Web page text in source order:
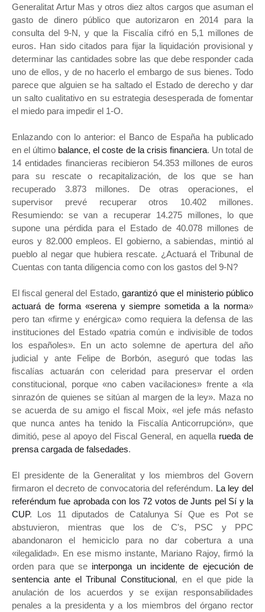
Generalitat Artur Mas y otros diez altos cargos que asuman el
gasto de dinero público que autorizaron en 2014 para la
consulta del 9-N, y que la Fiscalía cifró en 5,1 millones de
euros. Han sido citados para fijar la liquidación provisional y
determinar las cantidades sobre las que debe responder cada
uno de ellos, y de no hacerlo el embargo de sus bienes. Todo
parece que alguien se ha saltado el Estado de derecho y dar
un salto cualitativo en su estrategia desesperada de fomentar
el miedo para impedir el 1-O.
Enlazando con lo anterior: el Banco de España ha publicado
en el último balance, el coste de la crisis financiera. Un total de
14 entidades financieras recibieron 54.353 millones de euros
para su rescate o recapitalización, de los que se han
recuperado 3.873 millones. De otras operaciones, el
supervisor prevé recuperar otros 10.402 millones.
Resumiendo: se van a recuperar 14.275 millones, lo que
supone una pérdida para el Estado de 40.078 millones de
euros y 82.000 empleos. El gobierno, a sabiendas, mintió al
pueblo al negar que hubiera rescate. ¿Actuará el Tribunal de
Cuentas con tanta diligencia como con los gastos del 9-N?
El fiscal general del Estado,garantizó que el ministerio público
actuará de forma «serena y siempre sometida a la norma»
pero tan «firme y enérgica» como requiera la defensa de las
instituciones del Estado «patria común e indivisible de todos
los españoles». En un acto solemne de apertura del año
judicial y ante Felipe de Borbón, aseguró que todas las
fiscalías actuarán con celeridad para preservar el orden
constitucional, porque «no caben vacilaciones» frente a «la
sinrazón de quienes se sitúan al margen de la ley». Maza no
se acuerda de su amigo el fiscal Moix, «el jefe más nefasto
que nunca antes ha tenido la Fiscalía Anticorrupción», que
dimitió, pese al apoyo del Fiscal General, en aquella rueda de
prensa cargada de falsedades.
El presidente de la Generalitat y los miembros del Govern
firmaron el decreto de convocatoria del referéndum. La ley del
referéndum fue aprobada con los 72 votos de Junts pel Sí y la
CUP. Los 11 diputados de Catalunya Sí Que es Pot se
abstuvieron, mientras que los de C's, PSC y PPC
abandonaron el hemiciclo para no dar cobertura a una
«ilegalidad». En ese mismo instante, Mariano Rajoy, firmó la
orden para que se interponga un incidente de ejecución de
sentencia ante el Tribunal Constitucional, en el que pide la
anulación de los acuerdos y se exijan responsabilidades
penales a la presidenta y a los miembros del órgano rector